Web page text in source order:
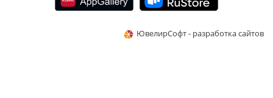
ЮвелирСофт - разработка сайтов